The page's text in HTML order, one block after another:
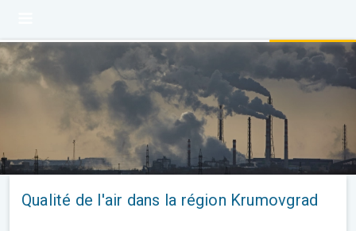
Qualité de l'air dans la région Krumovgrad